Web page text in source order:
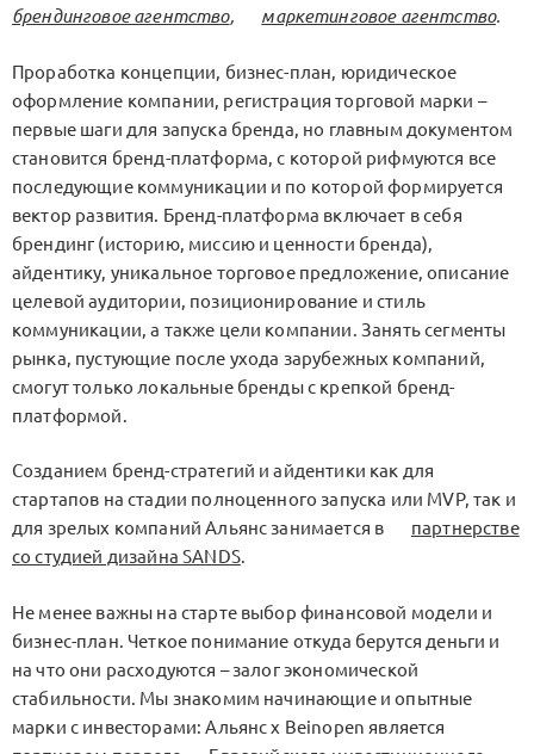
брендинговое агентство, маркетинговое агентство.
Проработка концепции, бизнес-план, юридическое
оформление компании, регистрация торговой марки –
первые шаги для запуска бренда, но главным документом
становится бренд-платформа, с которой рифмуются все
последующие коммуникации и по которой формируется
вектор развития. Бренд-платформа включает в себя
брендинг (историю, миссию и ценности бренда),
айдентику, уникальное торговое предложение, описание
целевой аудитории, позиционирование и стиль
коммуникации, а также цели компании. Занять сегменты
рынка, пустующие после ухода зарубежных компаний,
смогут только локальные бренды с крепкой бренд-
платформой.
Созданием бренд-стратегий и айдентики как для
стартапов на стадии полноценного запуска или MVP, так и
для зрелых компаний Альянс занимается в
партнерстве
со студией дизайна SANDS.
Не менее важны на старте выбор финансовой модели и
бизнес-план. Четкое понимание откуда берутся деньги и
на что они расходуются – залог экономической
стабильности. Мы знакомим начинающие и опытные
марки с инвесторами: Альянс x Beinopen является